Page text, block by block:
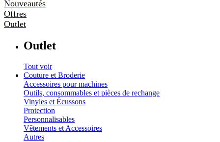
Nouveautés
Offres
Outlet
Outlet
Tout voir
Couture et Broderie
Accessoires pour machines
Outils, consommables et pièces de rechange
Vinyles et Écussons
Protection
Personnalisables
Vêtements et Accessoires
Autres